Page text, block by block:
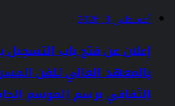
أغسطس 3, 2026
إعلان عن فتح باب
بالمعهد العالي للفن
الثقافي برسم الموسم الجامعي